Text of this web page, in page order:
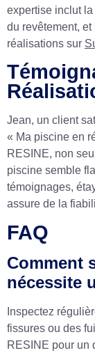
expertise inclut
du revêtement,
réalisations sur
Jean, un client
« Ma piscine en
RESINE, non
piscine semble
témoignages,
assure de la
FAQ
Comment
nécessite
Inspectez
fissures ou des
RESINE pour un